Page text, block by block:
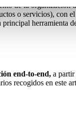
de la
o servicios), con
herramienta
end-to-end, a partir
recogidos en este